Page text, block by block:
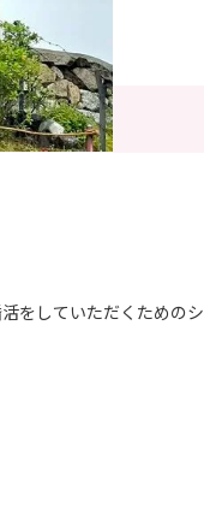
をしていただくためのシ